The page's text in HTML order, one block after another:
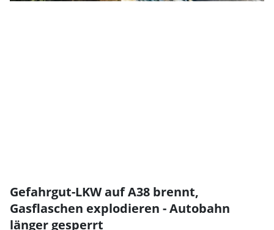
Gefahrgut-LKW auf A38 brennt,
Gasflaschen explodieren - Autobahn
länger gesperrt